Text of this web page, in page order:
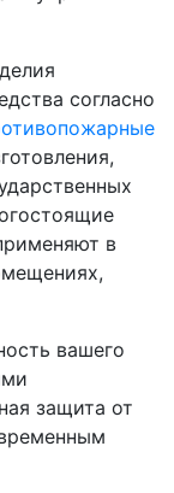
согласно
в
вашего
защита от